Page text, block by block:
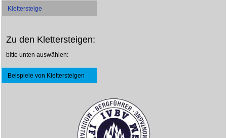
Klettersteige
Zu den Klettersteigen:
bitte unten auswählen:
Beispiele von Klettersteigen